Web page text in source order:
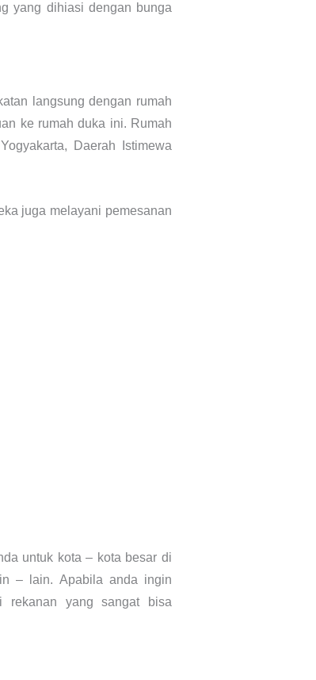
yang dihiasi dengan bunga
langsung dengan rumah
ke rumah duka ini. Rumah
Daerah Istimewa
juga melayani pemesanan
untuk kota – kota besar di
– lain. Apabila anda ingin
rekanan yang sangat bisa